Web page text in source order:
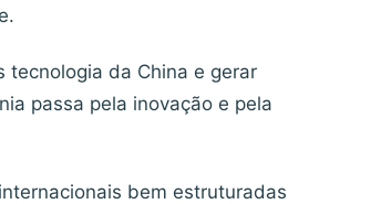
tecnologia da China e gerar
passa pela inovação e pela
bem estruturadas